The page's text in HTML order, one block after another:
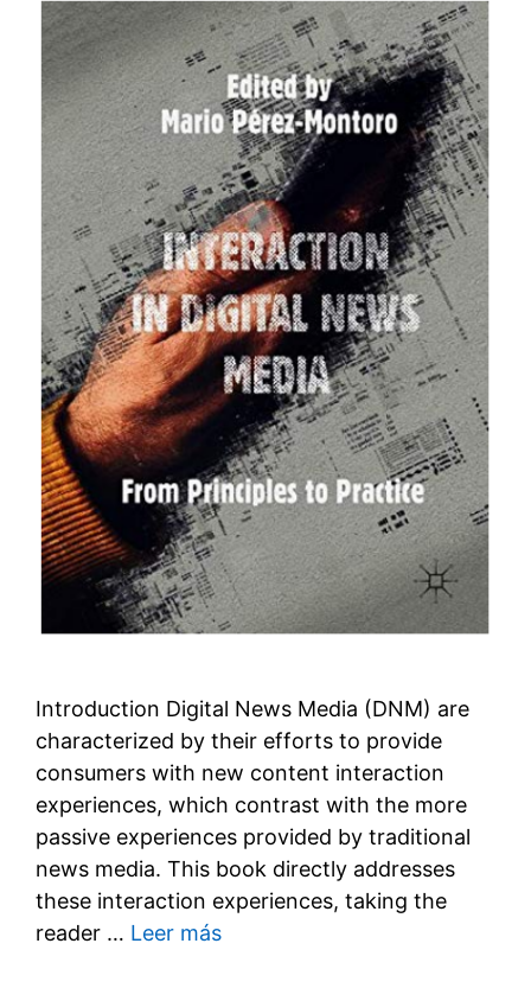
Introduction Digital News Media (DNM) are
characterized by their efforts to provide
consumers with new content interaction
experiences, which contrast with the more
passive experiences provided by traditional
news media. This book directly addresses
these interaction experiences, taking the
reader … Leer más